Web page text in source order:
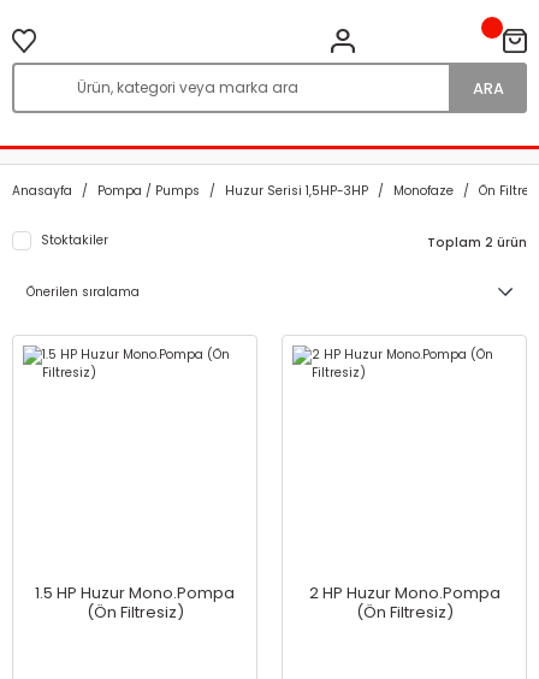
ARA
Anasayfa Pompa / Pumps Huzur Serisi 1,5HP-3HP Monofaze Ön
Stoktakiler Toplam 2 ürün
1.5 HP Huzur Mono.Pompa
(Ön Filtresiz)
2 HP Huzur Mono.Pompa
(Ön Filtresiz)